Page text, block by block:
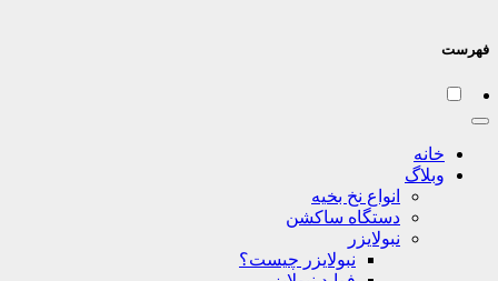
فهرست
خانه
وبلاگ
انواع نخ بخیه
دستگاه ساکشن
نبولایزر
نبولایزر چیست؟